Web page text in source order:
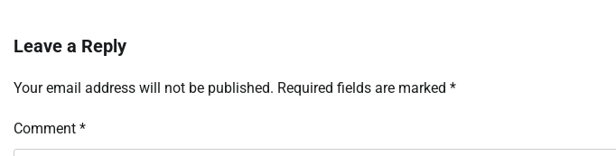
Leave a Reply
Your email address will not be published. Required fields are marked *
Comment *